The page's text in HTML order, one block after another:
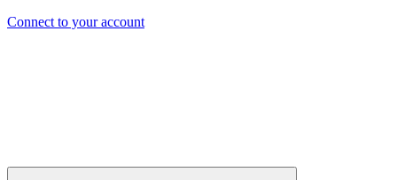
Connect to your account